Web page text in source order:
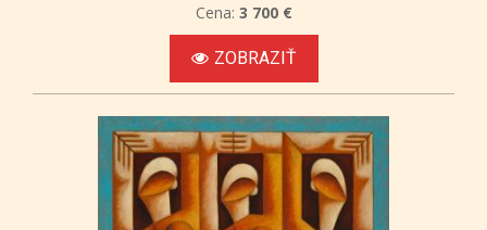
Cena: 3 700 €
ZOBRAZIŤ